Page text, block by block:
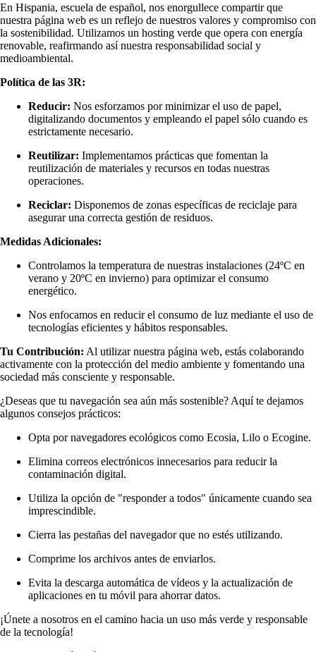
En Hispania, escuela de español, nos enorgullece compartir que
nuestra página web es un reflejo de nuestros valores y compromiso con
la sostenibilidad. Utilizamos un hosting verde que opera con energía
renovable, reafirmando así nuestra responsabilidad social y
medioambiental.
Política de las 3R:
Reducir: Nos esforzamos por minimizar el uso de papel,
digitalizando documentos y empleando el papel sólo cuando es
estrictamente necesario.
Reutilizar: Implementamos prácticas que fomentan la
reutilización de materiales y recursos en todas nuestras
operaciones.
Reciclar: Disponemos de zonas específicas de reciclaje para
asegurar una correcta gestión de residuos.
Medidas Adicionales:
Controlamos la temperatura de nuestras instalaciones (24ºC en
verano y 20ºC en invierno) para optimizar el consumo
energético.
Nos enfocamos en reducir el consumo de luz mediante el uso de
tecnologías eficientes y hábitos responsables.
Tu Contribución: Al utilizar nuestra página web, estás colaborando
activamente con la protección del medio ambiente y fomentando una
sociedad más consciente y responsable.
¿Deseas que tu navegación sea aún más sostenible? Aquí te dejamos
algunos consejos prácticos:
Opta por navegadores ecológicos como Ecosia, Lilo o Ecogine.
Elimina correos electrónicos innecesarios para reducir la
contaminación digital.
Utiliza la opción de "responder a todos" únicamente cuando sea
imprescindible.
Cierra las pestañas del navegador que no estés utilizando.
Comprime los archivos antes de enviarlos.
Evita la descarga automática de vídeos y la actualización de
aplicaciones en tu móvil para ahorrar datos.
¡Únete a nosotros en el camino hacia un uso más verde y responsable
de la tecnología!